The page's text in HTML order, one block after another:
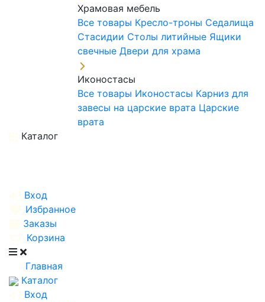
Храмовая мебель
Все товары Кресло-троны Седалища
Стасидии Столы литийные Ящики
свечные Двери для храма
Иконостасы
Все товары Иконостасы Карниз для
завесы на царские врата Царские
врата
Каталог
Вход
Избранное
Заказы
Корзина
Главная
Каталог
Вход